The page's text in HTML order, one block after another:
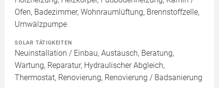
Ofen, Badezimmer, Wohnraumlüftung, Brennstoffzelle,
Umwälzpumpe
SOLAR TÄTIGKEITEN
Neuinstallation / Einbau, Austausch, Beratung,
Wartung, Reparatur, Hydraulischer Abgleich,
Thermostat, Renovierung, Renovierung / Badsanierung